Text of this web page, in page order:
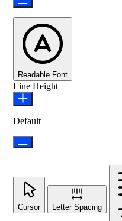
Readable Font
Line Height
Default
Cursor Letter Spacing